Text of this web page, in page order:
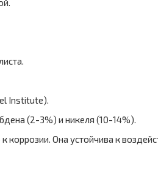
Institute).
(2-3%) и никеля (10-14%).
Она устойчива к